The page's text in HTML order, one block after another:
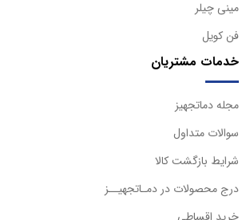
مینی چیلر
فن کویل
خدمات مشتریان
مجله دماتجهیز
سوالات متداول
شرایط بازگشت کالا
درج محصولات در دمـاتجهیــز